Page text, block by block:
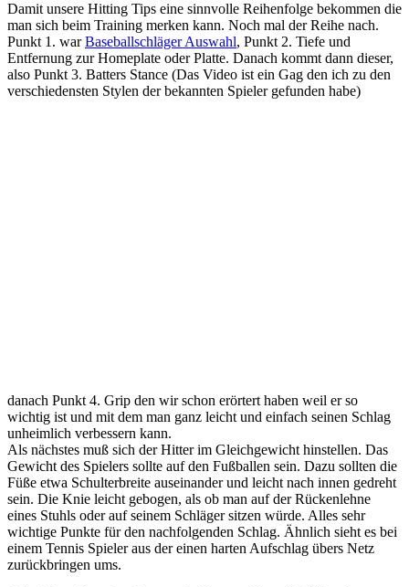
Damit unsere Hitting Tips eine sinnvolle Reihenfolge bekommen die
man sich beim Training merken kann. Noch mal der Reihe nach.
Punkt 1. warBaseballschläger Auswahl, Punkt 2. Tiefe und
Entfernung zur Homeplate oder Platte. Danach kommt dann dieser,
also Punkt 3. Batters Stance (Das Video ist ein Gag den ich zu den
verschiedensten Stylen der bekannten Spieler gefunden habe)
danach Punkt 4. Grip den wir schon erörtert haben weil er so
wichtig ist und mit dem man ganz leicht und einfach seinen Schlag
unheimlich verbessern kann.
Als nächstes muß sich der Hitter im Gleichgewicht hinstellen. Das
Gewicht des Spielers sollte auf den Fußballen sein. Dazu sollten die
Füße etwa Schulterbreite auseinander und leicht nach innen gedreht
sein. Die Knie leicht gebogen, als ob man auf der Rückenlehne
eines Stuhls oder auf seinem Schläger sitzen würde. Alles sehr
wichtige Punkte für den nachfolgenden Schlag. Ähnlich sieht es bei
einem Tennis Spieler aus der einen harten Aufschlag übers Netz
zurückbringen ums.